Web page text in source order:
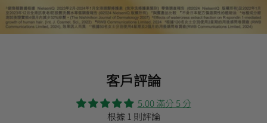
客戶評論
5.00 滿分 5 分
根據 1 則評論